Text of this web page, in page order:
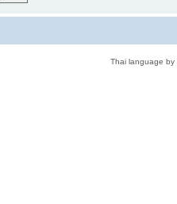
Thai language by